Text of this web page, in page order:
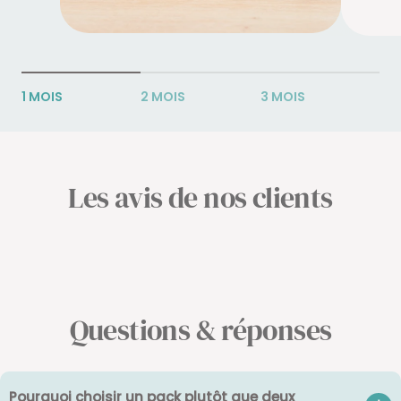
1 MOIS 2 MOIS 3 MOIS
Les avis de nos clients
Questions & réponses